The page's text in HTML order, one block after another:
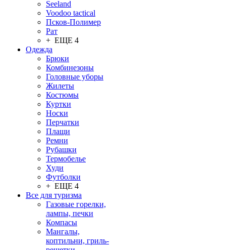
Seeland
Voodoo tactical
Псков-Полимер
Рат
+ ЕЩЕ 4
Одежда
Брюки
Комбинезоны
Головные уборы
Жилеты
Костюмы
Куртки
Носки
Перчатки
Плащи
Ремни
Рубашки
Термобелье
Худи
Футболки
+ ЕЩЕ 4
Все для туризма
Газовые горелки,
лампы, печки
Компасы
Мангалы,
коптильни, гриль-